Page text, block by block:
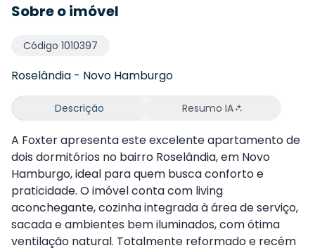
Sobre o imóvel
Código 1010397
Roselândia - Novo Hamburgo
Descrição Resumo IA
A Foxter apresenta este excelente apartamento de
dois dormitórios no bairro Roselândia, em Novo
Hamburgo, ideal para quem busca conforto e
praticidade. O imóvel conta com living
aconchegante, cozinha integrada à área de serviço,
sacada e ambientes bem iluminados, com ótima
ventilação natural. Totalmente reformado e recém